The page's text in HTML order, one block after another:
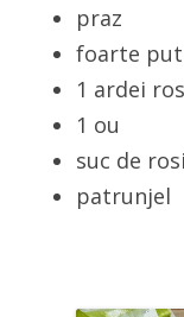
praz
foarte
1 ardei
1 ou
suc de
patrunjel